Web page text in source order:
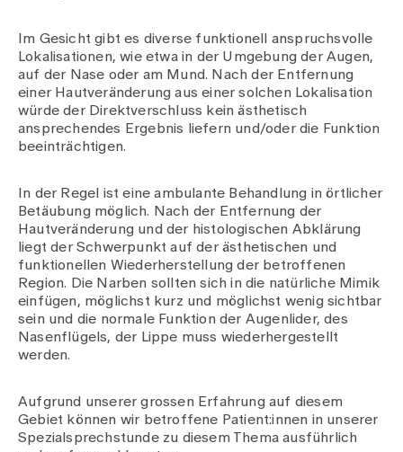
Im Gesicht gibt es diverse funktionell anspruchsvolle
Lokalisationen, wie etwa in der Umgebung der Augen,
auf der Nase oder am Mund. Nach der Entfernung
einer Hautveränderung aus einer solchen Lokalisation
würde der Direktverschluss kein ästhetisch
ansprechendes Ergebnis liefern und/oder die Funktion
beeinträchtigen.
In der Regel ist eine ambulante Behandlung in örtlicher
Betäubung möglich. Nach der Entfernung der
Hautveränderung und der histologischen Abklärung
liegt der Schwerpunkt auf der ästhetischen und
funktionellen Wiederherstellung der betroffenen
Region. Die Narben sollten sich in die natürliche Mimik
einfügen, möglichst kurz und möglichst wenig sichtbar
sein und die normale Funktion der Augenlider, des
Nasenflügels, der Lippe muss wiederhergestellt
werden.
Aufgrund unserer grossen Erfahrung auf diesem
Gebiet können wir betroffene Patient:innen in unserer
Spezialsprechstunde zu diesem Thema ausführlich